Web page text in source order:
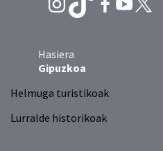
Hasiera
Gipuzkoa
Helmuga turistikoak
Lurralde historikoak